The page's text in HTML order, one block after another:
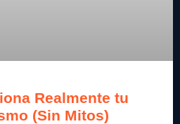
Realmente tu
(Sin Mitos)